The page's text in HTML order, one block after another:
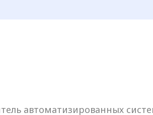
автоматизированных